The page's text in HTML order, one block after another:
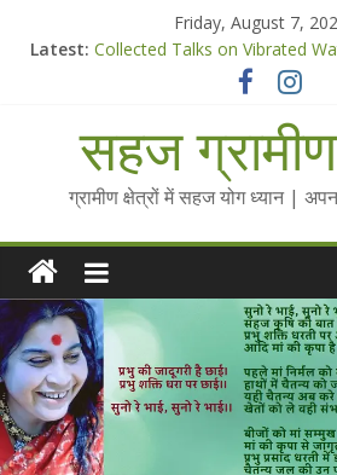
Friday, August 7,
Latest: Collected Talks on Vibrated
सहज कृषि प्रचार-प्रसार किट
Standee Designs @ 2025 for
Chalo Gaon Ki Or Abhiyaan -
सहज
ग्रामीण क्षेत्रों में सहज योग ध्यान |